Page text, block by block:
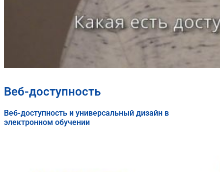
Веб-доступность
Веб-доступность и универсальный дизайн в
электронном обучении